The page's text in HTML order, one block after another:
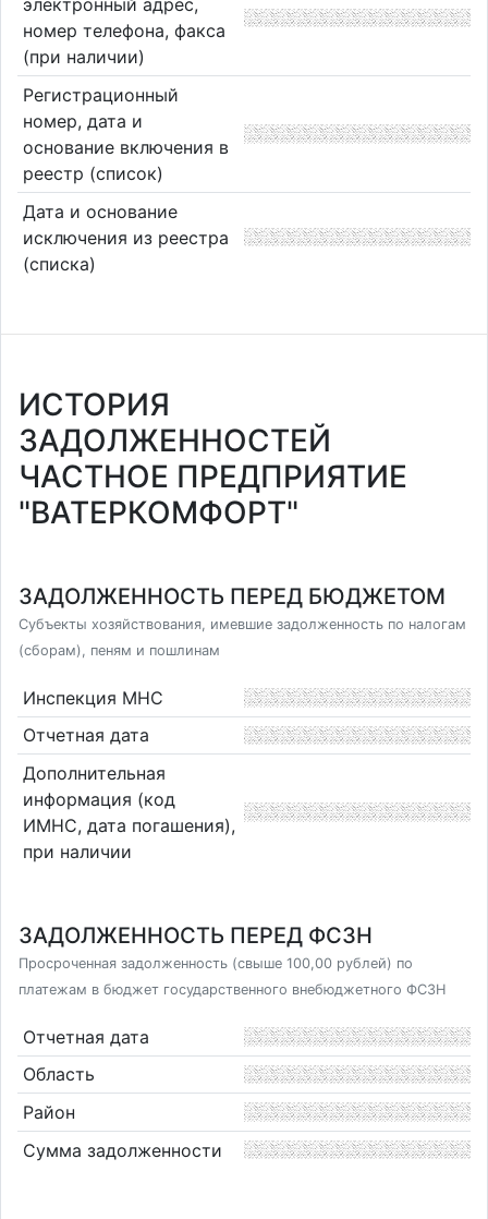
электронный адрес,
номер телефона, факса
(при наличии)
Регистрационный
номер, дата и
основание включения в
реестр (список)
Дата и основание
исключения из реестра
(списка)
ИСТОРИЯ
ЗАДОЛЖЕННОСТЕЙ
ЧАСТНОЕ ПРЕДПРИЯТИЕ
"ВАТЕРКОМФОРТ"
ЗАДОЛЖЕННОСТЬ ПЕРЕД БЮДЖЕТОМ
Субъекты хозяйствования, имевшие задолженность по налогам
(сборам), пеням и пошлинам
Инспекция МНС
Отчетная дата
Дополнительная
информация (код
ИМНС, дата погашения),
при наличии
ЗАДОЛЖЕННОСТЬ ПЕРЕД ФСЗН
Просроченная задолженность (свыше 100,00 рублей) по
платежам в бюджет государственного внебюджетного ФСЗН
Отчетная дата
Область
Район
Сумма задолженности